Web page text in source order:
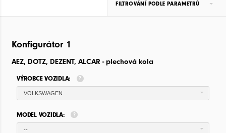
FILTROVÁNÍ PODLE PARAMETRŮ
Konfigurátor 1
AEZ, DOTZ, DEZENT, ALCAR - plechová kola
VÝROBCE VOZIDLA:
VOLKSWAGEN
MODEL VOZIDLA:
--